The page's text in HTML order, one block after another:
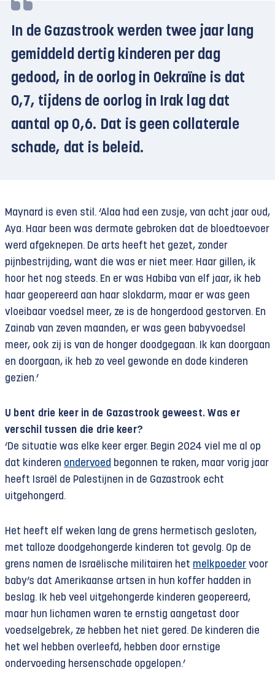
In de Gazastrook werden twee jaar lang
gemiddeld dertig kinderen per dag
gedood, in de oorlog in Oekraïne is dat
0,7, tijdens de oorlog in Irak lag dat
aantal op 0,6. Dat is geen collaterale
schade, dat is beleid.
Maynard is even stil. ‘Alaa had een zusje, van acht jaar oud,
Aya. Haar been was dermate gebroken dat de bloedtoevoer
werd afgeknepen. De arts heeft het gezet, zonder
pijnbestrijding, want die was er niet meer. Haar gillen, ik
hoor het nog steeds. En er was Habiba van elf jaar, ik heb
haar geopereerd aan haar slokdarm, maar er was geen
vloeibaar voedsel meer, ze is de hongerdood gestorven. En
Zainab van zeven maanden, er was geen babyvoedsel
meer, ook zij is van de honger doodgegaan. Ik kan doorgaan
en doorgaan, ik heb zo veel gewonde en dode kinderen
gezien.’
U bent drie keer in de Gazastrook geweest. Was er
verschil tussen die drie keer?
‘De situatie was elke keer erger. Begin 2024 viel me al op
dat kinderen ondervoed begonnen te raken, maar vorig jaar
heeft Israël de Palestijnen in de Gazastrook echt
uitgehongerd.
Het heeft elf weken lang de grens hermetisch gesloten,
met talloze doodgehongerde kinderen tot gevolg. Op de
grens namen de Israëlische militairen het melkpoeder voor
baby’s dat Amerikaanse artsen in hun koffer hadden in
beslag. Ik heb veel uitgehongerde kinderen geopereerd,
maar hun lichamen waren te ernstig aangetast door
voedselgebrek, ze hebben het niet gered. De kinderen die
het wel hebben overleefd, hebben door ernstige
ondervoeding hersenschade opgelopen.’